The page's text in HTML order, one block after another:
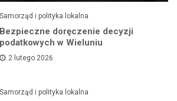
Samorząd i polityka lokalna
Bezpieczne doręczenie decyzji
podatkowych w Wieluniu
2 lutego 2026
Samorząd i polityka lokalna